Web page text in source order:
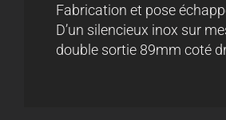
Fabrication et pose
D’un silencieux inox sur
double sortie 89mm coté